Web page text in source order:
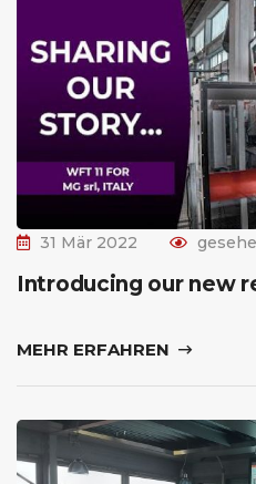
31 Mär 2022
Introducing our new
MEHR ERFAHREN